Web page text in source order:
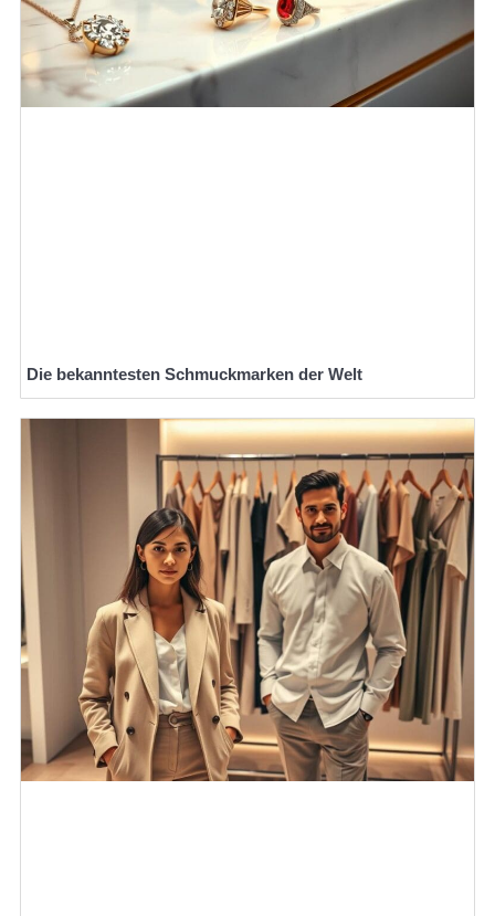
Die bekanntesten Schmuckmarken der Welt